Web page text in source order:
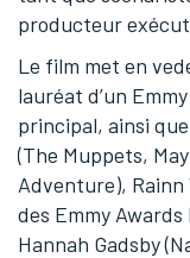
producteur
Le film met en
lauréat d’un
principal, ainsi
(The Muppets,
Adventure), Rainn
des Emmy Awards
Hannah Gadsby